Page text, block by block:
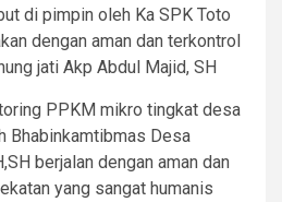
di pimpin oleh Ka SPK Toto
dengan aman dan terkontrol
jati Akp Abdul Majid, SH
PPKM mikro tingkat desa
Bhabinkamtibmas Desa
berjalan dengan aman dan
yang sangat humanis